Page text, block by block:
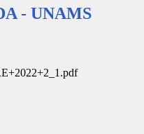
- UNAMS